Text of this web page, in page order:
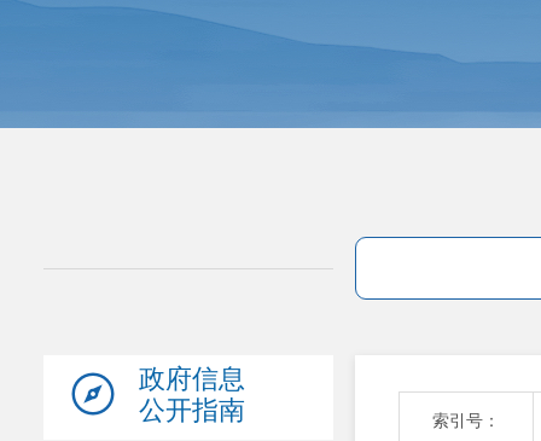
政府信息
公开指南
索引号：